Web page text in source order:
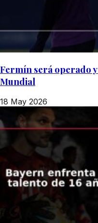
Fermín será operado
Mundial
18 May 2026